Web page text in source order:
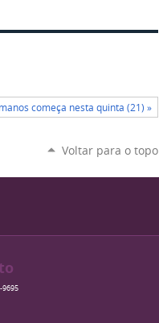
começa nesta quinta (21) »
Voltar para o topo
9695